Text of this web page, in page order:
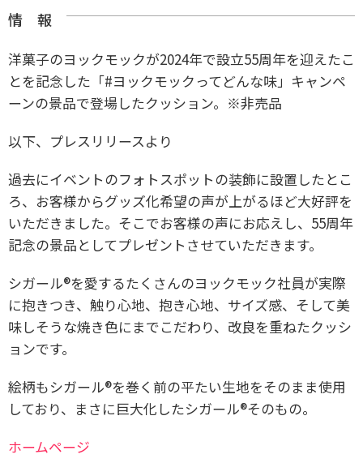
情 報
洋菓子のヨックモックが2024年で設立55周年を迎えたこ
とを記念した「#ヨックモックってどんな味」キャンペ
ーンの景品で登場したクッション。※非売品
以下、プレスリリースより
過去にイベントのフォトスポットの装飾に設置したとこ
ろ、お客様からグッズ化希望の声が上がるほど大好評を
いただきました。そこでお客様の声にお応えし、55周年
記念の景品としてプレゼントさせていただきます。
シガール®を愛するたくさんのヨックモック社員が実際
に抱きつき、触り心地、抱き心地、サイズ感、そして美
味しそうな焼き色にまでこだわり、改良を重ねたクッシ
ョンです。
絵柄もシガール®を巻く前の平たい生地をそのまま使用
しており、まさに巨大化したシガール®そのもの。
ホームページ